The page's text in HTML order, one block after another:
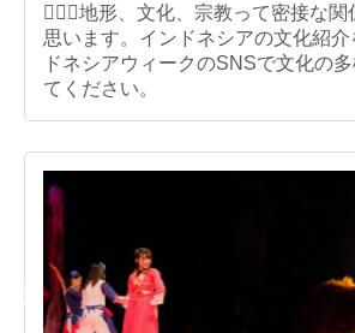
🙋🏻‍♂️地形、文化、宗教って密接な
思います。インドネシアの文化紹
ドネシアウィークのSNSで文化の
てください。